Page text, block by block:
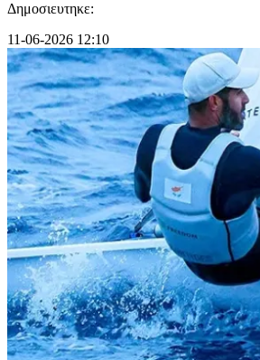
Δημοσιευτηκε:
11-06-2026 12:10